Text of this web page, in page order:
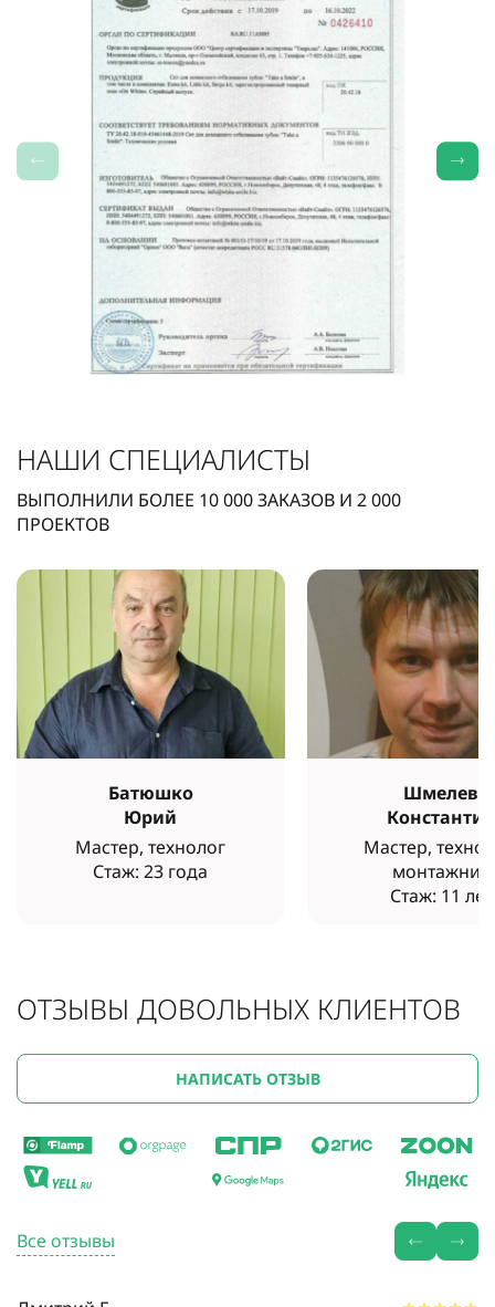
НАШИ СПЕЦИАЛИСТЫ
ВЫПОЛНИЛИ БОЛЕЕ 10 000ЗАКАЗОВ И 2 000
ПРОЕКТОВ
Батюшко
Юрий
Мастер, технолог
Стаж: 23 года
Шмелев
Константин
Мастер,
монтажник
Стаж: 11 лет
ОТЗЫВЫ ДОВОЛЬНЫХ КЛИЕНТОВ
НАПИСАТЬ ОТЗЫВ
Все отзывы